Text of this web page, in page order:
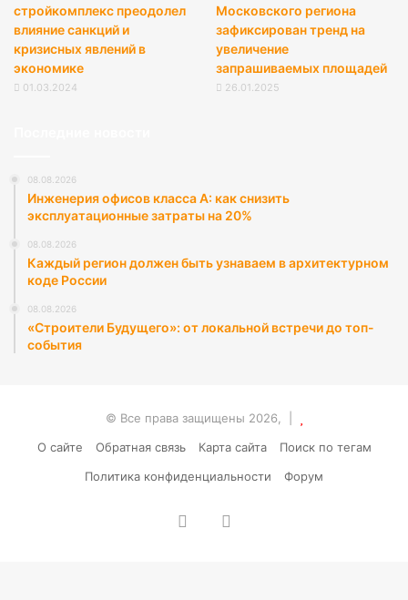
стройкомплекс преодолел
влияние санкций и
кризисных явлений в
экономике
01.03.2024
Московского региона
зафиксирован тренд на
увеличение
запрашиваемых площадей
26.01.2025
08.08.2026
Инженерия офисов класса А: как снизить
эксплуатационные затраты на 20%
08.08.2026
Каждый регион должен быть узнаваем в архитектурном
коде России
08.08.2026
«Строители Будущего»: от локальной встречи до топ-
события
© Все права защищены 2026, |
О сайте
Обратная связь Карта сайта
Поиск по тегам
Политика конфиденциальности
Форум
vk.com